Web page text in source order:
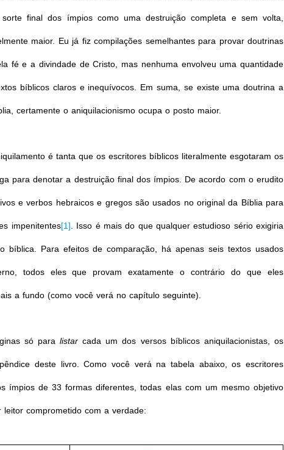
final dos ímpios como uma destruição completa e sem volta,
maior. Eu já fiz compilações semelhantes para provar doutrinas
fé e a divindade de Cristo, mas nenhuma envolveu uma quantidade
bíblicos claros e inequívocos. Em suma, se existe uma doutrina a
certamente o aniquilacionismo ocupa o posto maior.
é tanta que os escritores bíblicos literalmente esgotaram os
para denotar a destruição final dos ímpios. De acordo com o erudito
e verbos hebraicos e gregos são usados no original da Bíblia para
impenitentes[1] . Isso é mais do que qualquer estudioso sério exigiria
bíblica. Para efeitos de comparação, há apenas seis textos usados
todos eles que provam exatamente o contrário do que eles
a fundo (como você verá no capítulo seguinte).
só para listarcada um dos versos bíblicos aniquilacionistas, os
deste livro. Como você verá na tabela abaixo, os escritores
ímpios de 33 formas diferentes, todas elas com um mesmo objetivo
comprometido com a verdade: